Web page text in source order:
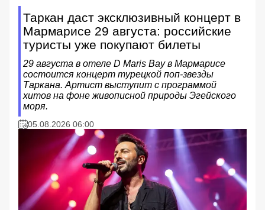
Таркан даст эксклюзивный концерт в
Мармарисе 29 августа: российские
туристы уже покупают билеты
29 августа в отеле D Maris Bay в Мармарисе
состоится концерт турецкой поп-звезды
Таркана. Артист выступит с программой
хитов на фоне живописной природы Эгейского
моря.
05.08.2026 06:00